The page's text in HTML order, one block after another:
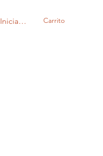
Iniciar sesiónCarrito